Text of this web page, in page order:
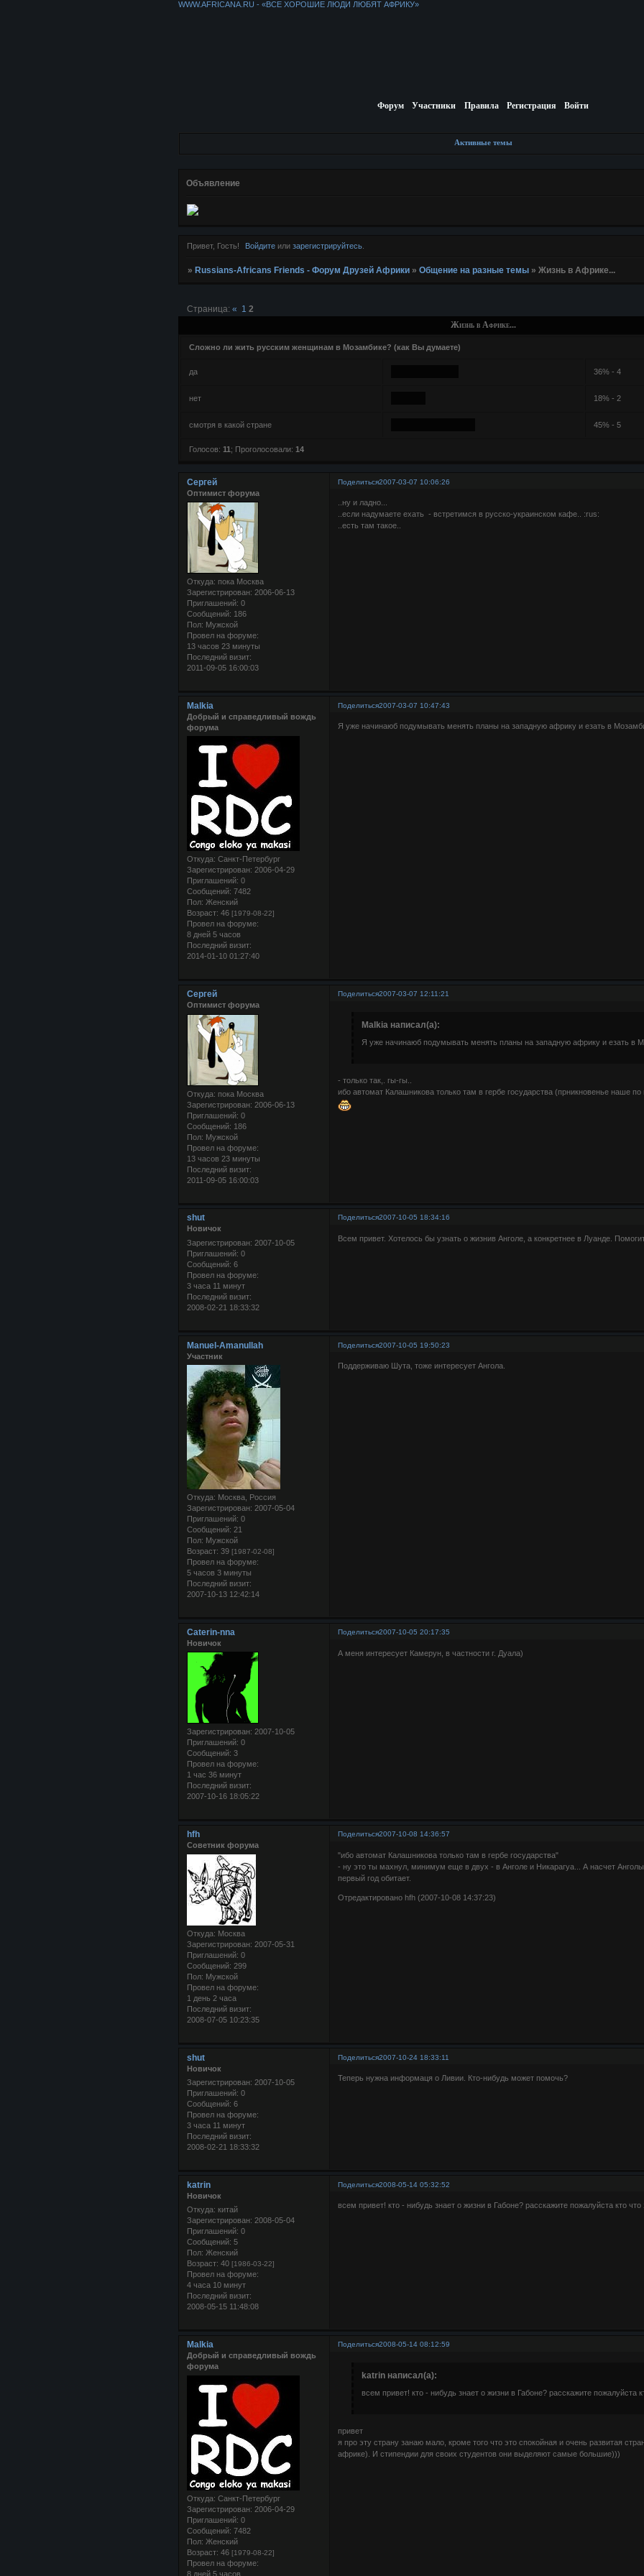
WWW.AFRICANA.RU - «ВСЕ ХОРОШИЕ ЛЮДИ ЛЮБЯТ АФРИКУ»
Форум Участники Правила Регистрация Войти
Активные темы
Объявление
Привет, Гость! Войдите или зарегистрируйтесь
» Russians-Africans Friends - Форум Друзей Африки » Общение на разные темы » Жизнь в Африке...
Жизнь в Африке...
Страница: « 1 2
Сложно ли жить русским женщинам в Мозамбике? (как Вы думаете)
да 36% - 4
нет 18% - 2
смотря в какой стране 45% - 5
Голосов: 11 ; Проголосовали: 14
Поделиться2007-03-07 10:06:26
Сергей
Оптимист форума
Откуда: пока Москва
Зарегистрирован: 2006-06-13
Приглашений: 0
Сообщений: 186
Пол: Мужской
Провел на форуме:
13 часов 23 минуты
Последний визит:
2011-09-05 16:00:03
..ну и ладно...
..если надумаете ехать - встретимся в русско-украинском кафе.. :rus:
..есть там такое..
Поделиться2007-03-07 10:47:43
Malkia
Добрый и справедливый вождь
форума
Откуда: Санкт-Петербург
Зарегистрирован: 2006-04-29
Приглашений: 0
Сообщений: 7482
Пол: Женский
Возраст: 46 [1979-08-22]
Провел на форуме:
8 дней 5 часов
Последний визит:
2014-01-10 01:27:40
Я уже начинаюб подумывать менять планы на западную африку и езать в
Поделиться2007-03-07 12:11:21
Сергей
Оптимист форума
Откуда: пока Москва
Зарегистрирован: 2006-06-13
Приглашений: 0
Сообщений: 186
Пол: Мужской
Провел на форуме:
13 часов 23 минуты
Последний визит:
2011-09-05 16:00:03
Malkia написал(а):
Я уже начинаюб подумывать менять планы на западную африку и езать в
- только так,. гы-гы..
ибо автомат Калашникова только там в гербе государства (прникновенье наше
Поделиться2007-10-05 18:34:16
shut
Новичок
Зарегистрирован: 2007-10-05
Приглашений: 0
Сообщений: 6
Провел на форуме:
3 часа 11 минут
Последний визит:
2008-02-21 18:33:32
Всем привет. Хотелось бы узнать о жизнив Анголе, а конкретнее в Луанде.
Поделиться2007-10-05 19:50:23
Manuel-Amanullah
Участник
Откуда: Москва, Россия
Зарегистрирован: 2007-05-04
Приглашений: 0
Сообщений: 21
Пол: Мужской
Возраст: 39 [1987-02-08]
Провел на форуме:
5 часов 3 минуты
Последний визит:
2007-10-13 12:42:14
Поддерживаю Шута, тоже интересует Ангола.
Поделиться2007-10-05 20:17:35
Caterin-nna
Новичок
Зарегистрирован: 2007-10-05
Приглашений: 0
Сообщений: 3
Провел на форуме:
1 час 36 минут
Последний визит:
2007-10-16 18:05:22
А меня интересует Камерун, в частности г. Дуала)
Поделиться2007-10-08 14:36:57
hfh
Советник форума
Откуда: Москва
Зарегистрирован: 2007-05-31
Приглашений: 0
Сообщений: 299
Пол: Мужской
Провел на форуме:
1 день 2 часа
Последний визит:
2008-07-05 10:23:35
"ибо автомат Калашникова только там в гербе государства"
- ну это ты махнул, минимум еще в двух - в Анголе и Никарагуа... А насчет
первый год обитает.
Отредактировано hfh (2007-10-08 14:37:23)
Поделиться2007-10-24 18:33:11
shut
Новичок
Зарегистрирован: 2007-10-05
Приглашений: 0
Сообщений: 6
Провел на форуме:
3 часа 11 минут
Последний визит:
2008-02-21 18:33:32
Теперь нужна информаця о Ливии. Кто-нибудь может помочь?
Поделиться2008-05-14 05:32:52
katrin
Новичок
Откуда: китай
Зарегистрирован: 2008-05-04
Приглашений: 0
Сообщений: 5
Пол: Женский
Возраст: 40 [1986-03-22]
Провел на форуме:
4 часа 10 минут
Последний визит:
2008-05-15 11:48:08
всем привет! кто - нибудь знает о жизни в Габоне? расскажите пожалуйста кто что
Поделиться2008-05-14 08:12:59
Malkia
Добрый и справедливый вождь
форума
Откуда: Санкт-Петербург
Зарегистрирован: 2006-04-29
Приглашений: 0
Сообщений: 7482
Пол: Женский
Возраст: 46 [1979-08-22]
Провел на форуме:
8 дней 5 часов
katrin написал(а):
всем привет! кто - нибудь знает о жизни в Габоне? расскажите пожалуйста
привет
я про эту страну занаю мало, кроме того что это спокойная и очень развитая
африке). И стипендии для своих студентов они выделяют самые большие)))